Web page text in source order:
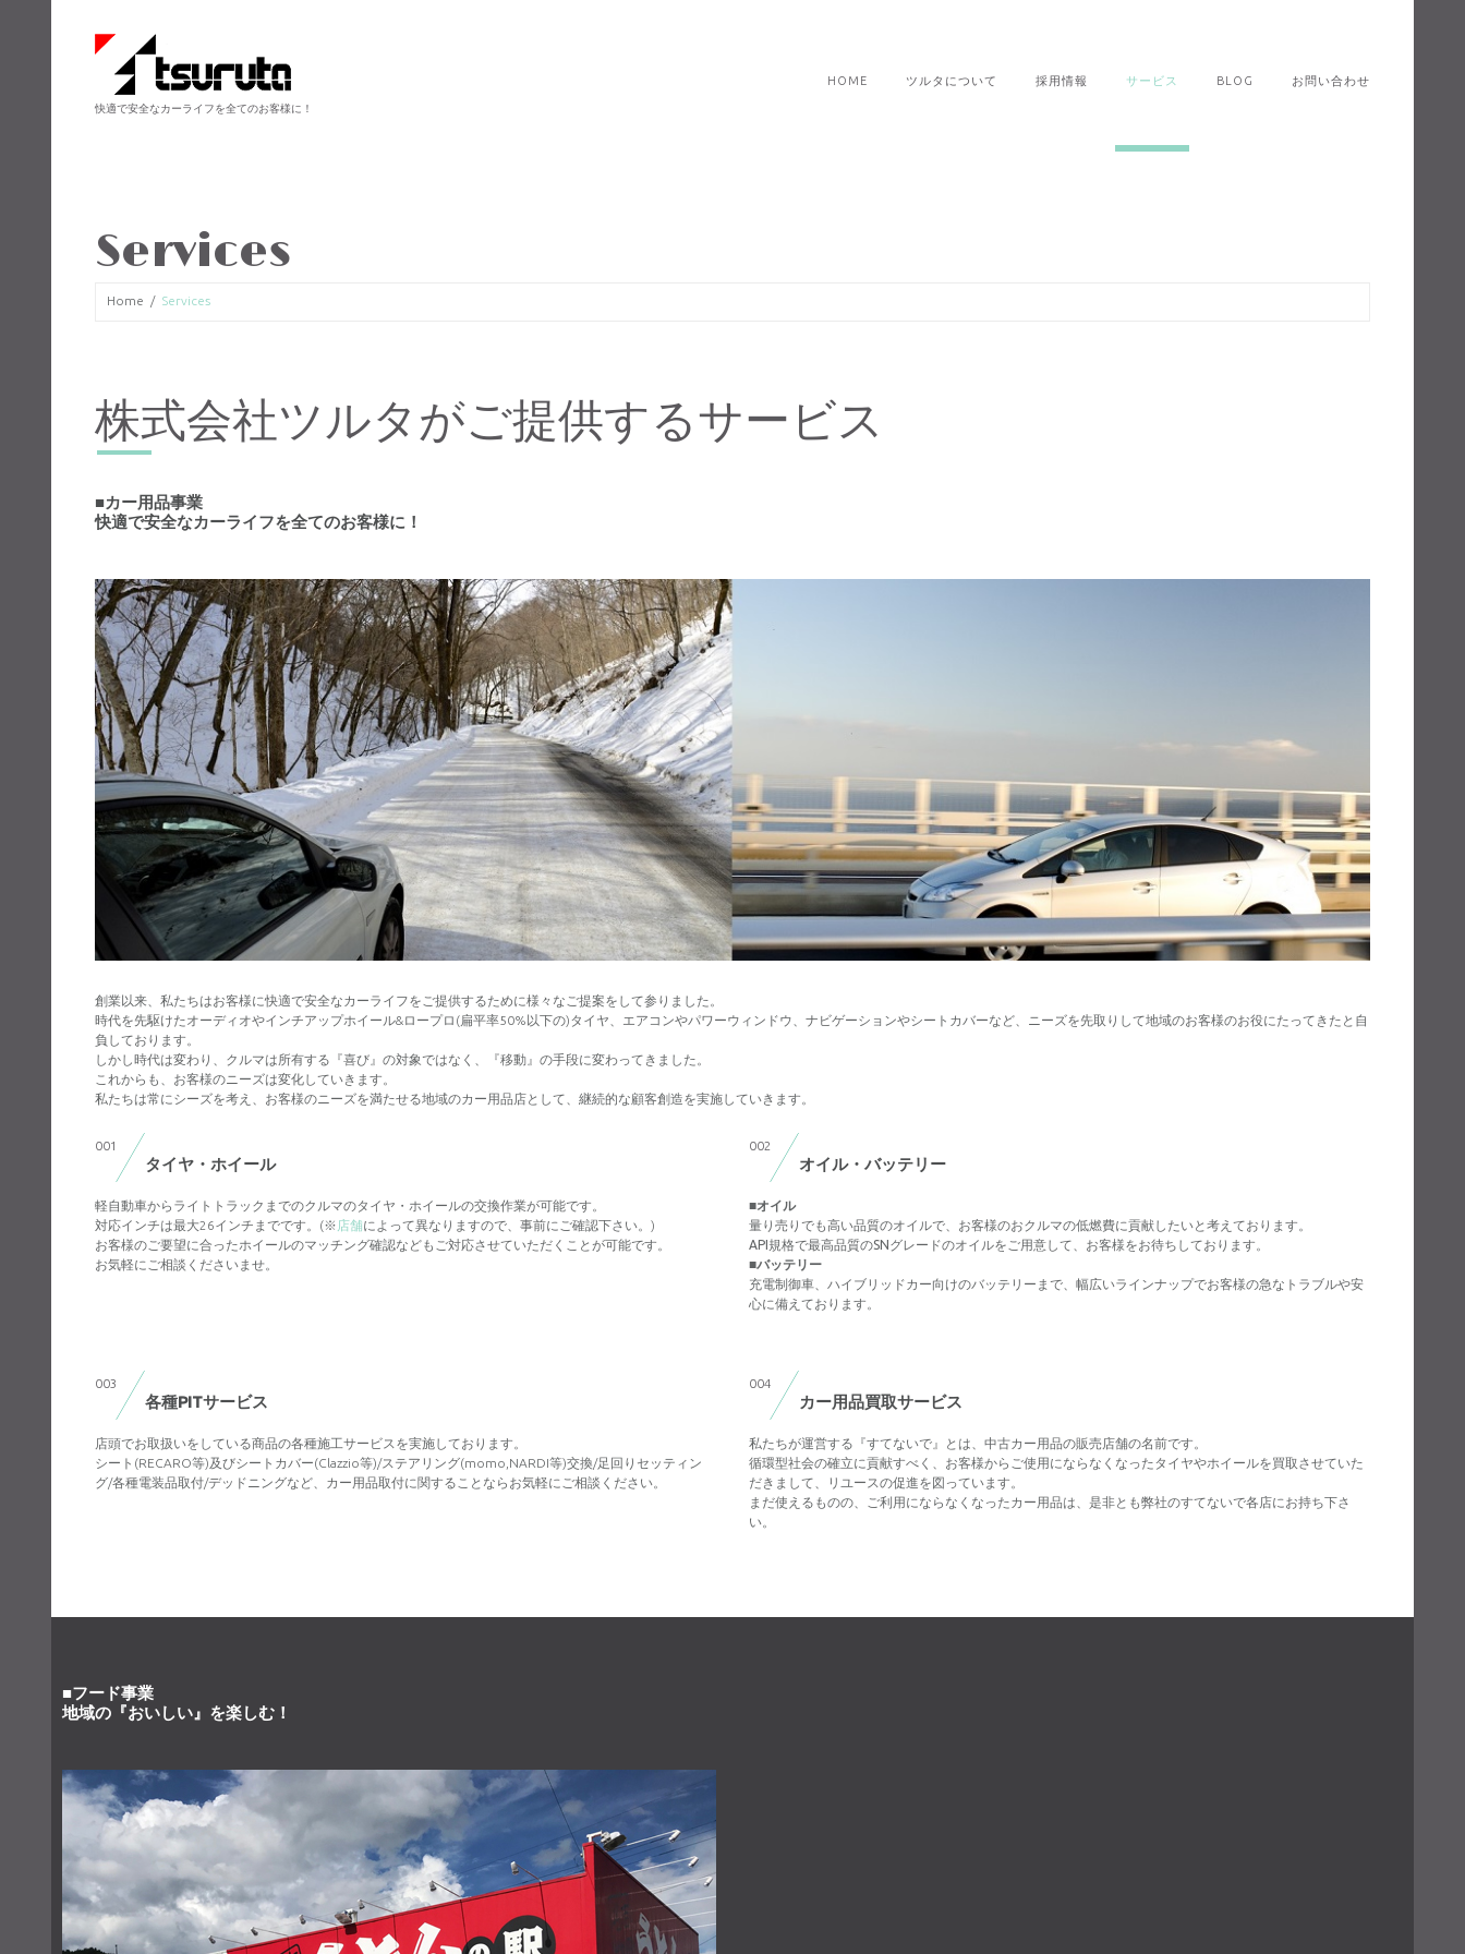
快適で安全なカーライフを全てのお客様に！
HOME ツルタについて 採用情報 サービス BLOG お問い合わせ
Services
Home Services
株式会社ツルタがご提供するサービス
■カー用品事業
快適で安全なカーライフを全てのお客様に！
創業以来、私たちはお客様に快適で安全なカーライフをご提供するために様々なご提案をして参りました。
時代を先駆けたオーディオやインチアップホイール&ロープロ(扁平率50%以下の)タイヤ、エアコンやパワーウィンドウ、ナビゲーションやシートカバーなど、ニーズを先取りして地域のお客様のお役にたってきたと自
負しております。
しかし時代は変わり、クルマは所有する『喜び』の対象ではなく、『移動』の手段に変わってきました。
これからも、お客様のニーズは変化していきます。
私たちは常にシーズを考え、お客様のニーズを満たせる地域のカー用品店として、継続的な顧客創造を実施していきます。
001
タイヤ・ホイール
軽自動車からライトトラックまでのクルマのタイヤ・ホイールの交換作業が可能です。
対応インチは最大26インチまでです。(※ 店舗によって異なりますので、事前にご確認下さい。)
お客様のご要望に合ったホイールのマッチング確認などもご対応させていただくことが可能です。
お気軽にご相談くださいませ。
002
オイル・バッテリー
■オイル
量り売りでも高い品質のオイルで、お客様のおクルマの低燃費に貢献したいと考えております。
API規格で最高品質のSNグレードのオイルをご用意して、お客様をお待ちしております。
■バッテリー
充電制御車、ハイブリッドカー向けのバッテリーまで、幅広いラインナップでお客様の急なトラブルや安
心に備えております。
003
各種PITサービス
店頭でお取扱いをしている商品の各種施工サービスを実施しております。
シート(RECARO等)及びシートカバー(Clazzio等)/ステアリング(momo,NARDI等)交換/足回りセッティン
グ/各種電装品取付/デッドニングなど、カー用品取付に関することならお気軽にご相談ください。
004
カー用品買取サービス
私たちが運営する『すてないで』とは、中古カー用品の販売店舗の名前です。
循環型社会の確立に貢献すべく、お客様からご使用にならなくなったタイヤやホイールを買取させていた
だきまして、リユースの促進を図っています。
まだ使えるものの、ご利用にならなくなったカー用品は、是非とも弊社のすてないで各店にお持ち下さ
い。
■フード事業
地域の『おいしい』を楽しむ！